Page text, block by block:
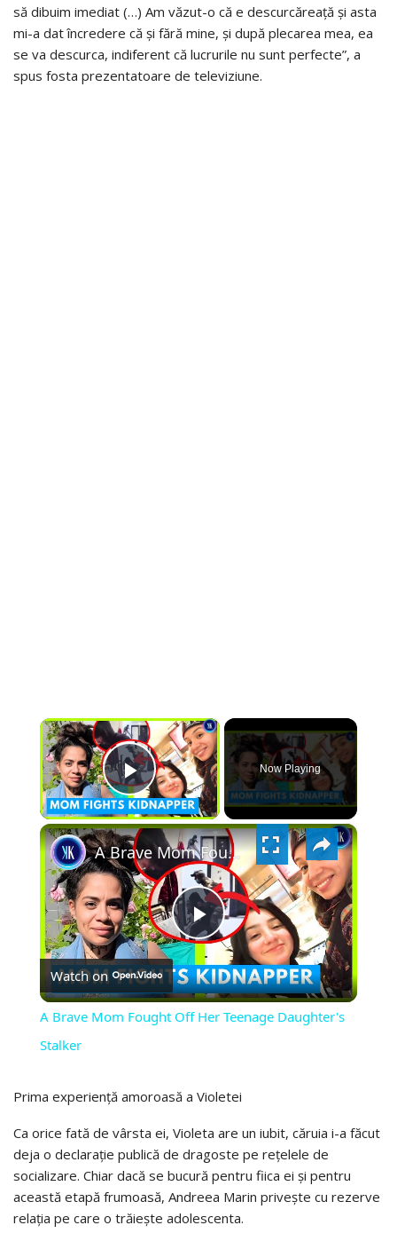
să dibuim imediat (…) Am văzut-o că e descurcăreață și asta
mi-a dat încredere că și fără mine, și după plecarea mea, ea
se va descurca, indiferent că lucrurile nu sunt perfecte”, a
spus fosta prezentatoare de televiziune.
×
PLAY
VIDEO
Now Playing
×
PLAY
VIDEO
A Brave Mom Fought Off Her Teenage Daughter's Stalker
Watch on
A Brave Mom Fought Off Her Teenage Daughter's
Stalker
Prima experiență amoroasă a Violetei
Ca orice fată de vârsta ei, Violeta are un iubit, căruia i-a făcut
deja o declarație publică de dragoste pe rețelele de
socializare. Chiar dacă se bucură pentru fiica ei și pentru
această etapă frumoasă, Andreea Marin privește cu rezerve
relația pe care o trăiește adolescenta.